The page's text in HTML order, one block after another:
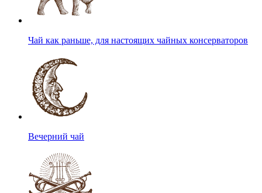
Чай как раньше, для настоящих чайных консерваторов
Вечерний чай